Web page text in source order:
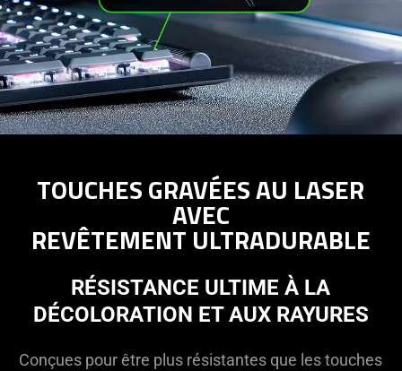
TOUCHES GRAVÉES AU LASER
AVEC
REVÊTEMENT ULTRADURABLE
RÉSISTANCE ULTIME À LA
DÉCOLORATION ET AUX RAYURES
Conçues pour être plus résistantes que les touches